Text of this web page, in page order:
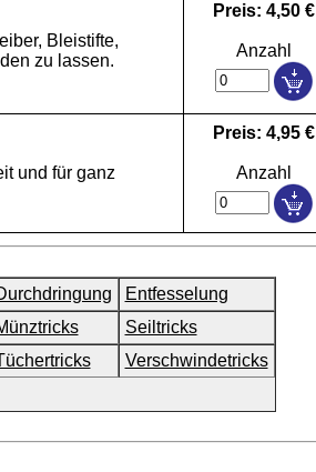
Bleistifte,
zu lassen.
Preis: 4,50 €
Anzahl
und für ganz
Preis: 4,95 €
Anzahl
Entfesselung
Seiltricks
Verschwindetricks